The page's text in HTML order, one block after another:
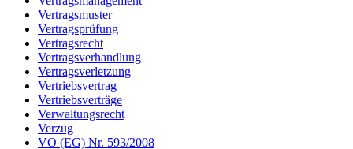
Vertragsmuster
Vertragsprüfung
Vertragsrecht
Vertragsverhandlung
Vertragsverletzung
Vertriebsvertrag
Vertriebsverträge
Verwaltungsrecht
Verzug
VO (EG) Nr. 593/2008